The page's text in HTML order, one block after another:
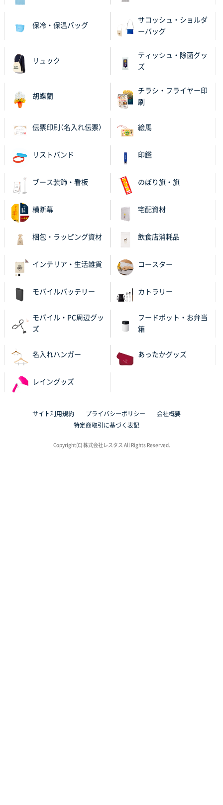
保冷・保温バッグ
サコッシュ・ショルダ
ーバッグ
リュック
ティッシュ・除菌グッ
ズ
胡蝶蘭
チラシ・フライヤー印
刷
伝票印刷（名入れ伝票） 絵馬
リストバンド 印鑑
ブース装飾・看板 のぼり旗・旗
横断幕 宅配資材
梱包・ラッピング資材 飲食店消耗品
インテリア・生活雑貨 コースター
モバイルバッテリー カトラリー
モバイル・PC周辺グッ
ズ
フードポット・お弁当
箱
名入れハンガー あったかグッズ
レイングッズ
サイト利用規約 プライバシーポリシー
会社概要
特定商取引に基づく表記
Copyright(C) 株式会社レスタス All Rights Reserved.